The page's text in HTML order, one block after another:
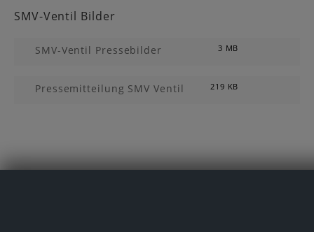
SMV-Ventil Bilder
SMV-Ventil Pressebilder 3 MB
Pressemitteilung SMV Ventil 219 KB